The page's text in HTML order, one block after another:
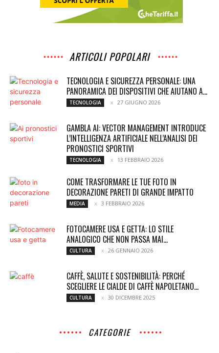
ARTICOLI POPOLARI
TECNOLOGIA E SICUREZZA PERSONALE: UNA
PANORAMICA DEI DISPOSITIVI CHE AIUTANO A...
TECNOLOGIA 27 GIUGNO 2026
GAMBLA AI: VECTOR MANAGEMENT INTRODUCE
L’INTELLIGENZA ARTIFICIALE NELL’ANALISI DEI
PRONOSTICI SPORTIVI
TECNOLOGIA 13 FEBBRAIO 2026
COME TRASFORMARE LE TUE FOTO IN
DECORAZIONE PARETI DI GRANDE IMPATTO
MEDIA 3 FEBBRAIO 2026
FOTOCAMERE USA E GETTA: LO STILE
ANALOGICO CHE NON PASSA MAI...
CULTURA 26 GENNAIO 2026
CAFFÈ, SALUTE E SOSTENIBILITÀ: PERCHÉ
SCEGLIERE LE CIALDE DI CAFFÈ NAPOLETANO...
CULTURA 30 DICEMBRE 2025
CATEGORIE